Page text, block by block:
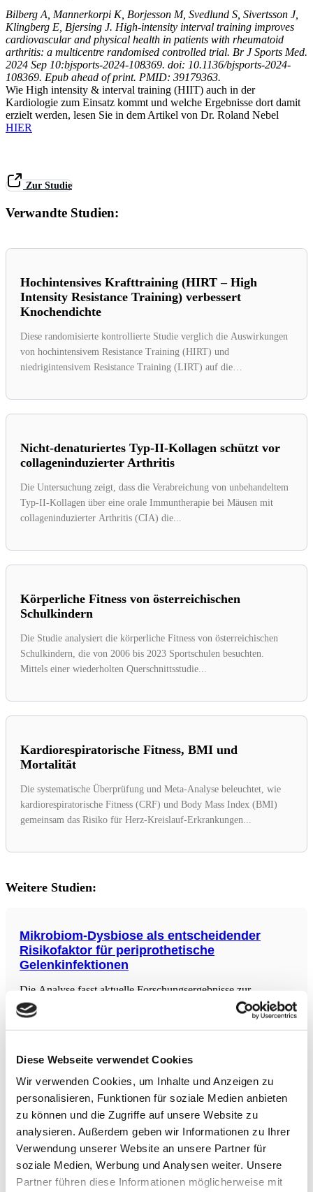
Diese Webseite verwendet Cookies
Wir verwenden Cookies, um Inhalte und Anzeigen zu
personalisieren, Funktionen für soziale Medien anbieten
zu können und die Zugriffe auf unsere Website zu
analysieren. Außerdem geben wir Informationen zu Ihrer
Verwendung unserer Website an unsere Partner für
soziale Medien, Werbung und Analysen weiter. Unsere
Partner führen diese Informationen möglicherweise mit
Bilberg A, Mannerkorpi K, Borjesson M, Svedlund S, Sivertsson J,
Klingberg E, Bjersing J. High-intensity interval training improves
cardiovascular and physical health in patients with rheumatoid
arthritis: a multicentre randomised controlled trial. Br J Sports Med.
2024 Sep 10:bjsports-2024-108369. doi: 10.1136/bjsports-2024-
108369. Epub ahead of print. PMID: 39179363.
Wie High intensity & interval training (HIIT) auch in der
Kardiologie zum Einsatz kommt und welche Ergebnisse dort damit
erzielt werden, lesen Sie in dem Artikel von Dr. Roland Nebel
HIER
Zur Studie
Verwandte Studien:
Hochintensives Krafttraining (HIRT – High
Intensity Resistance Training) verbessert
Knochendichte
Diese randomisierte kontrollierte Studie verglich die Auswirkungen
von hochintensivem Resistance Training (HIRT) und
niedrigintensivem Resistance Training (LIRT) auf die
Nicht-denaturiertes Typ-II-Kollagen schützt vor
collageninduzierter Arthritis
Die Untersuchung zeigt, dass die Verabreichung von unbehandeltem
Typ-II-Kollagen über eine orale Immuntherapie bei Mäusen mit
collageninduzierter Arthritis (CIA) die...
Körperliche Fitness von österreichischen
Schulkindern
Die Studie analysiert die körperliche Fitness von österreichischen
Schulkindern, die von 2006 bis 2023 Sportschulen besuchten.
Mittels einer wiederholten Querschnittsstudie...
Kardiorespiratorische Fitness, BMI und
Mortalität
Die systematische Überprüfung und Meta-Analyse beleuchtet, wie
kardiorespiratorische Fitness (CRF) und Body Mass Index (BMI)
gemeinsam das Risiko für Herz-Kreislauf-Erkrankungen...
Weitere Studien:
Mikrobiom-Dysbiose als entscheidender
Risikofaktor für periprothetische
Gelenkinfektionen
Die Analyse fasst aktuelle Forschungsergebnisse zur
Bedeutung des menschlichen Mikrobioms bei
periprothetischen Gelenkinfektionen (Periprosthetic joint
infection – PJI) zusammen. Trotz Fortschritten in OP-
zurückzuführen ist. Die
und kardiovaskuläre Gesundheit
In einer randomisierten, kontrollierten Studie wurde die
präbiotische Wirkung von Hafer im Vergleich zu Reis auf
Blutlipide, das Darmmikrobiom und die Produktion von
kurzkettigen Fettsäuren bei Personen mit leicht erhöhten
Cholesterinwerten untersucht. Die Ergebnisse zeigten, dass
Hafer den Gehalt an
Achtsamkeitsatmungs-Meditation bei